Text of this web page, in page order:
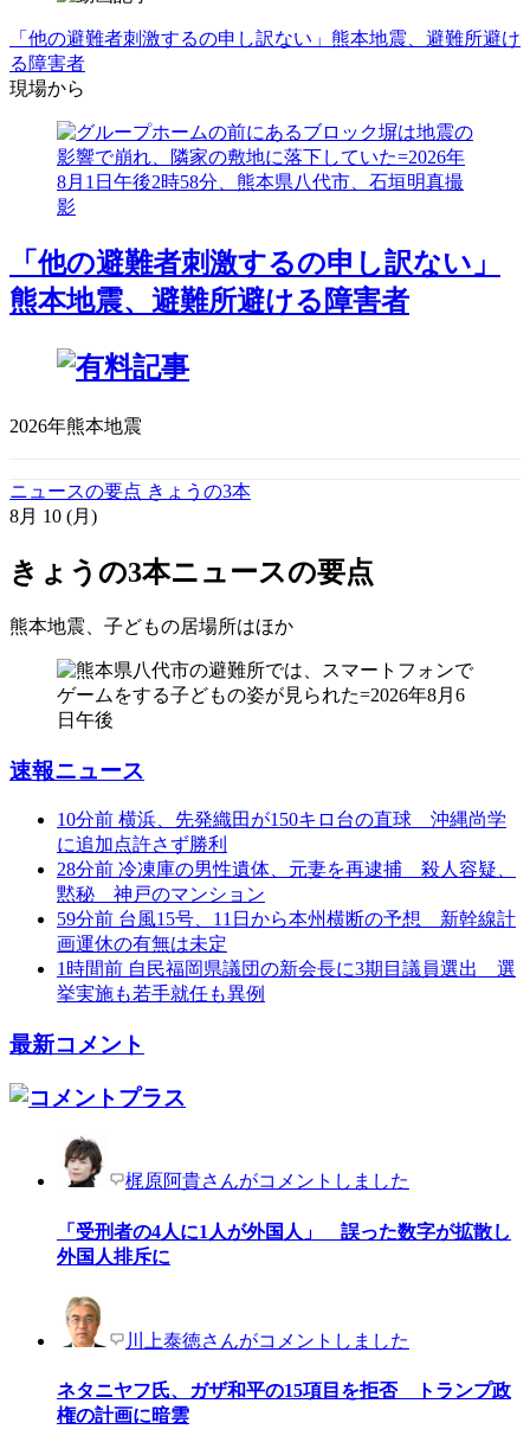
「他の避難者刺激するの申し訳ない」熊本地震、避難所避け
る障害者
現場から
「他の避難者刺激するの申し訳ない」
熊本地震、避難所避ける障害者
2026年熊本地震
ニュースの要点 きょうの3本
8月 10 (月)
きょうの3本ニュースの要点
熊本地震、子どもの居場所はほか
速報ニュース
10分前 横浜、先発織田が150キロ台の直球 沖縄尚学
に追加点許さず勝利
28分前 冷凍庫の男性遺体、元妻を再逮捕 殺人容疑、
黙秘 神戸のマンション
59分前 台風15号、11日から本州横断の予想 新幹線計
画運休の有無は未定
1時間前 自民福岡県議団の新会長に3期目議員選出 選
挙実施も若手就任も異例
最新コメント
梶原阿貴さんがコメントしました
「受刑者の4人に1人が外国人」 誤った数字が拡散し
外国人排斥に
川上泰徳さんがコメントしました
ネタニヤフ氏、ガザ和平の15項目を拒否 トランプ政
権の計画に暗雲